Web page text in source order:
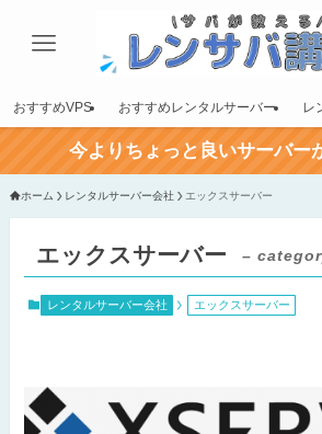
おすすめVPS おすすめレンタルサーバー レ
今よりちょっと良いサーバー
ホーム レンタルサーバー会社 エックスサーバー
エックスサーバー –
レンタルサーバー会社 エックスサーバー